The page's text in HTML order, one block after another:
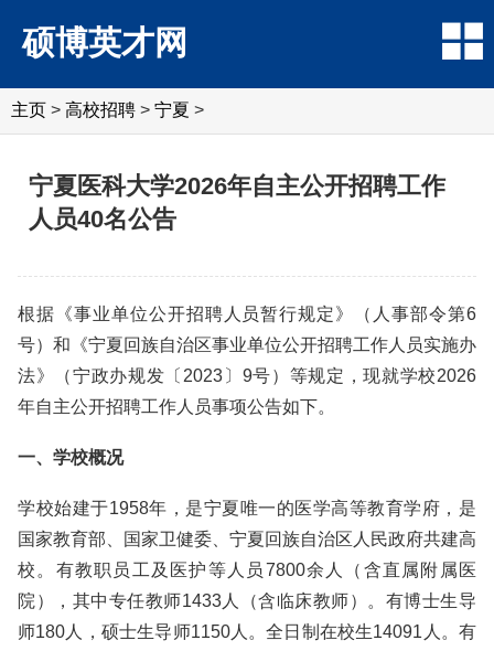
硕博英才网
主页 > 高校招聘 > 宁夏 >
宁夏医科大学2026年自主公开招聘工作
人员40名公告
根据《事业单位公开招聘人员暂行规定》（人事部令第6
号）和《宁夏回族自治区事业单位公开招聘工作人员实施办
法》（宁政办规发〔2023〕9号）等规定，现就学校2026
年自主公开招聘工作人员事项公告如下。
一、学校概况
学校始建于1958年，是宁夏唯一的医学高等教育学府，是
国家教育部、国家卫健委、宁夏回族自治区人民政府共建高
校。有教职员工及医护等人员7800余人（含直属附属医
院），其中专任教师1433人（含临床教师）。有博士生导
师180人，硕士生导师1150人。全日制在校生14091人。有